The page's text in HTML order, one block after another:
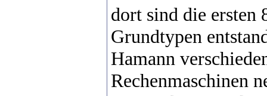
dort sind die ersten
Grundtypen
Hamann
Rechenmaschinen